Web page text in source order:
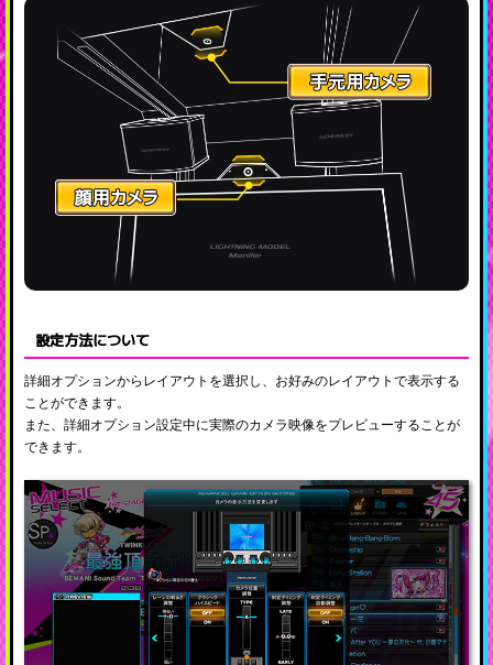
設定方法について
詳細オプションからレイアウトを選択し、お好みのレイアウトで表示する
ことができます。
また、詳細オプション設定中に実際のカメラ映像をプレビューすることが
できます。